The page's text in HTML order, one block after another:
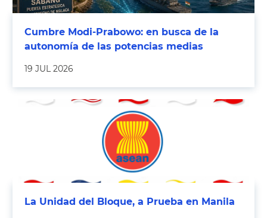
Cumbre Modi-Prabowo: en busca de la
autonomía de las potencias medias
19 JUL 2026
La Unidad del Bloque, a Prueba en Manila